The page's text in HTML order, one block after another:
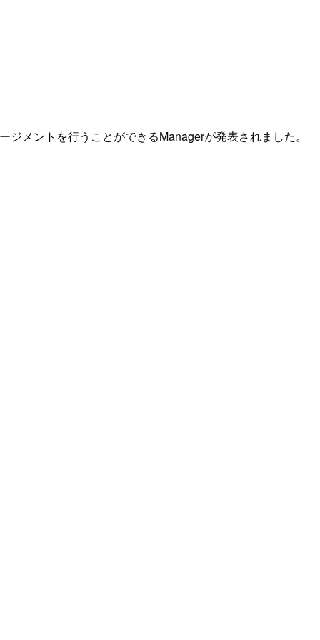
メントを行うことができるManagerが発表されました。